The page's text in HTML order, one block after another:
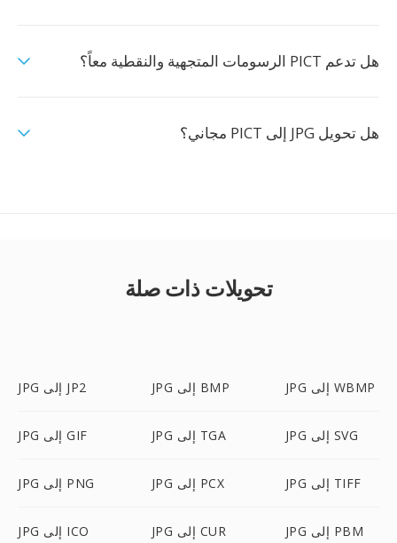
هل تدعم PICT الرسومات المتجهية والنقطية معاً؟
هل تحويل JPG إلى PICT مجاني؟
تحويلات ذات صلة
JPG إلى JP2 JPG إلى BMP JPG إلى WBMP
JPG إلى GIF JPG إلى TGA JPG إلى SVG
JPG إلى PNG JPG إلى PCX JPG إلى TIFF
JPG إلى ICO JPG إلى CUR JPG إلى PBM